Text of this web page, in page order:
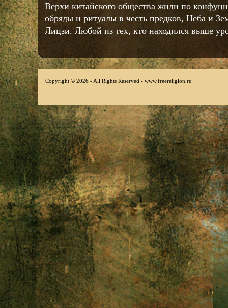
Верхи китайского общества жили по
обряды и ритуалы в честь предков, Неба и
Лицзи. Любой из тех, кто находился выше
Copyright © 2026 - All Rights Reserved - www.freereligion.ru